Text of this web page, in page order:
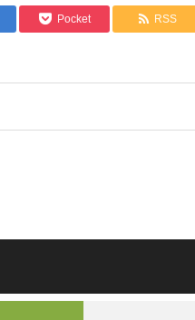
Pocket RSS